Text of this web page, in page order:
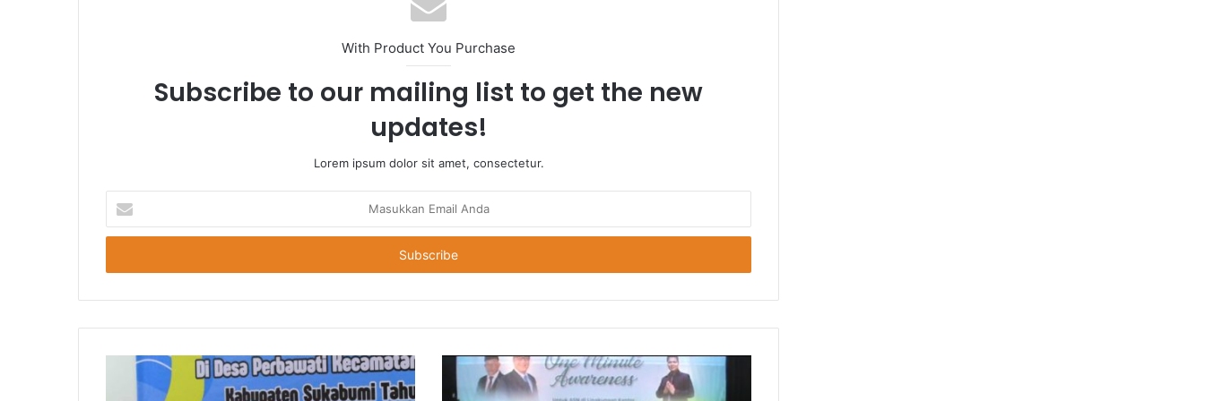
With Product You Purchase
Subscribe to our mailing list to get the new
updates!
Lorem ipsum dolor sit amet, consectetur.
Email
Anda